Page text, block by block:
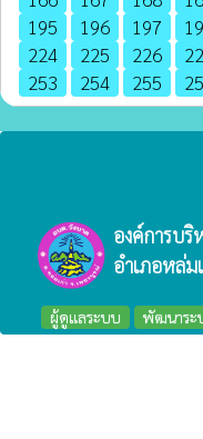
195
196 197
224
225 226
253
254 255
องค์การบริ
อำเภอหล่ม
ผู้ดูแลระบบ พัฒนาระ